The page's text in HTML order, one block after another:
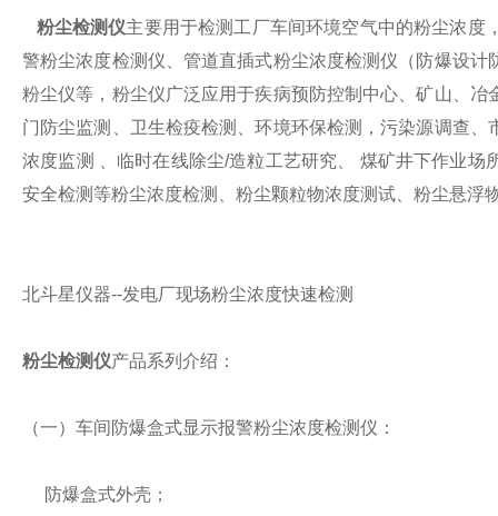
粉尘检测仪主要用于检测工厂车间环境空气中的粉尘浓度
警粉尘浓度检测仪、管道直插式粉尘浓度检测仪（防爆设
粉尘仪等，粉尘仪广泛应用于疾病预防控制中心、矿山、
门防尘监测、卫生检疫检测、环境环保检测，污染源调查
浓度监测 、临时在线除尘/造粒工艺研究、 煤矿井下作业
安全检测等粉尘浓度检测、粉尘颗粒物浓度测试、粉尘悬浮
北斗星仪器--发电厂现场粉尘浓度快速检测
粉尘检测仪产品系列介绍：
（一）车间防爆盒式显示报警粉尘浓度检测仪：
防爆盒式外壳；